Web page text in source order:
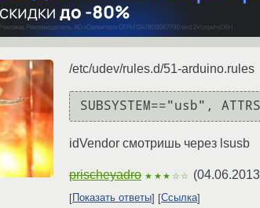
/etc/udev/rules.d/51-arduino.rules
idVendor смотришь через lsusb
prischeyadro ★★★☆☆ (
Показать ответы Ссылка